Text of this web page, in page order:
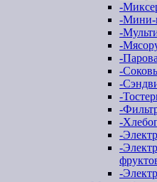
-
-Мини-
-
-
-
-
-
-
-
-
-
-
-